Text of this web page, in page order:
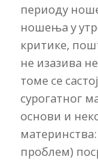
периоду
ношења у
критике,
не изазива
томе се
сурогатног
основи и
проблем)